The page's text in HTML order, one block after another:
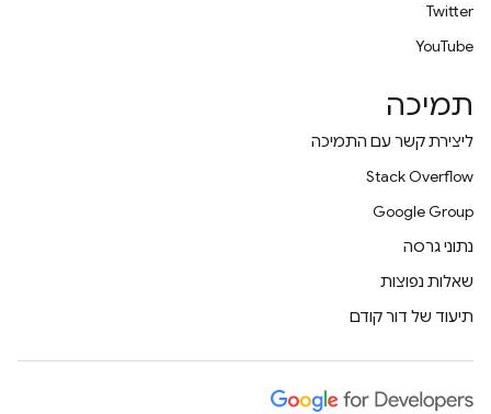
Twitter
YouTube
תמיכה
ליצירת קשר עם התמיכה
Stack Overflow
Google Group
נתוני גרסה
שאלות נפוצות
תיעוד של דור קודם